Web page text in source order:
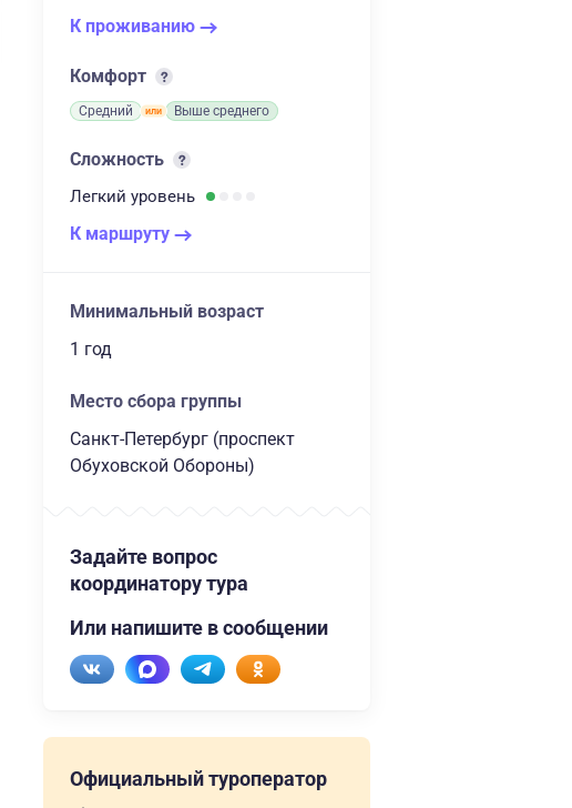
К проживанию
Комфорт
Средний Выше среднего
Сложность
Легкий уровень
К маршруту
Минимальный возраст
1 год
Место сбора группы
Санкт-Петербург (проспект
Обуховской Обороны)
Задайте вопрос
координатору тура
Или напишите в сообщении
Официальный туроператор